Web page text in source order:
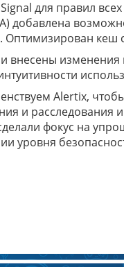
для правил
добавлена
Оптимизирован кеш
внесены
Alertix,
и
фокус на
уровня